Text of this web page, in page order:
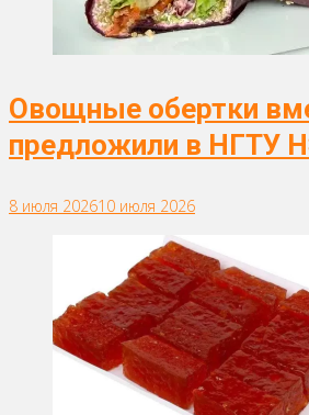
Овощные обертки
предложили в НГТУ
8 июля 202610 июля 2026